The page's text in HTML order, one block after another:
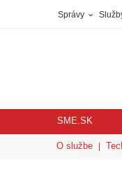
Správy
SME.SK
O službe